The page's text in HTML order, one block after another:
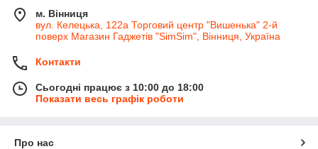
м. Вінниця
вул. Келецька, 122а Торговий центр "Вишенька" 2-й
поверх Магазин Гаджетів "SimSim", Вінниця, Україна
Контакти
Сьогодні працює з 10:00 до 18:00
Показати весь графік роботи
Про нас